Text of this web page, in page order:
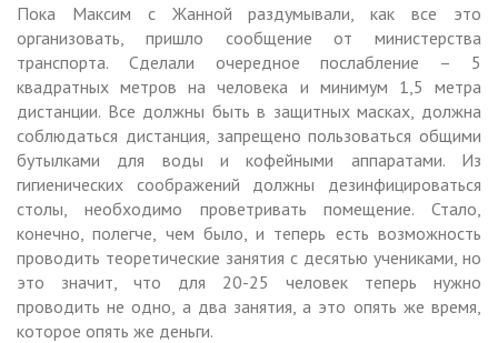
Пока Максим с Жанной раздумывали, как все это
организовать, пришло сообщение от министерства
транспорта. Сделали очередное послабление – 5
квадратных метров на человека и минимум 1,5 метра
дистанции. Все должны быть в защитных масках, должна
соблюдаться дистанция, запрещено пользоваться общими
бутылками для воды и кофейными аппаратами. Из
гигиенических соображений должны дезинфицироваться
столы, необходимо проветривать помещение. Стало,
конечно, полегче, чем было, и теперь есть возможность
проводить теоретические занятия с десятью учениками, но
это значит, что для 20-25 человек теперь нужно
проводить не одно, а два занятия, а это опять же время,
которое опять же деньги.